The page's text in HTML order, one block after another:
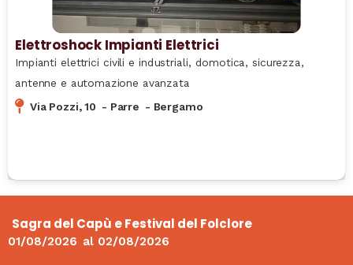
Elettroshock Impianti Elettrici
Impianti elettrici civili e industriali, domotica, sicurezza,
antenne e automazione avanzata
Via Pozzi, 10 - Parre - Bergamo
Sagra del Capù e Festival del Folclore
01/08/2026 al 02/08/2026